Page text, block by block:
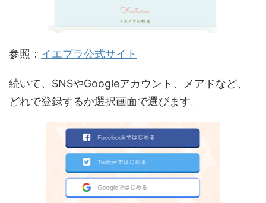
参照： イエプラ公式サイト
続いて、SNSやGoogleアカウント、メアドなど、
どれで登録するか選択画面で選びます。